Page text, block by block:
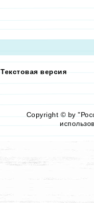
Текстовая версия
Copyright © by